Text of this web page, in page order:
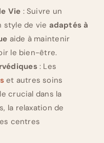
Vie : Suivre un
style de vie adaptés à
aide à maintenir
le bien-être.
: Les
et autres soins
crucial dans la
la relaxation de
centres